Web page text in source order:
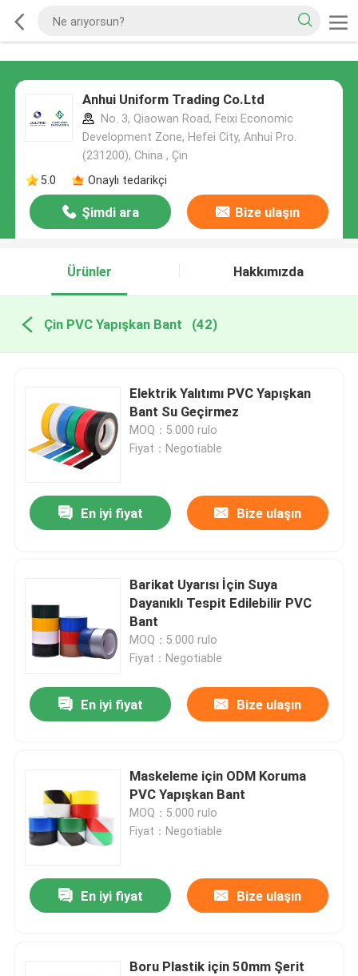
Anhui Uniform Trading Co.Ltd
No. 3, Qiaowan Road, Feixi Economic
Development Zone, Hefei City, Anhui Pro.
(231200), China , Çin
5.0
Onaylı tedarikçi
Şimdi ara Bize ulaşın
Ürünler Hakkımızda
Çin PVC Yapışkan Bant (42)
Elektrik Yalıtımı PVC Yapışkan
Bant Su Geçirmez
MOQ：5.000 rulo
Fiyat：Negotiable
En iyi fiyat Bize ulaşın
Barikat Uyarısı İçin Suya
Dayanıklı Tespit Edilebilir PVC
Bant
MOQ：5.000 rulo
Fiyat：Negotiable
En iyi fiyat Bize ulaşın
Maskeleme için ODM Koruma
PVC Yapışkan Bant
MOQ：5.000 rulo
Fiyat：Negotiable
En iyi fiyat Bize ulaşın
Boru Plastik için 50mm Şerit